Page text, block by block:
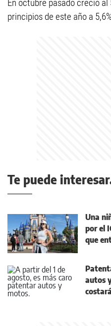
En octubre pasado creció al
principios de este año a
Te puede
Una
por el
que
autos